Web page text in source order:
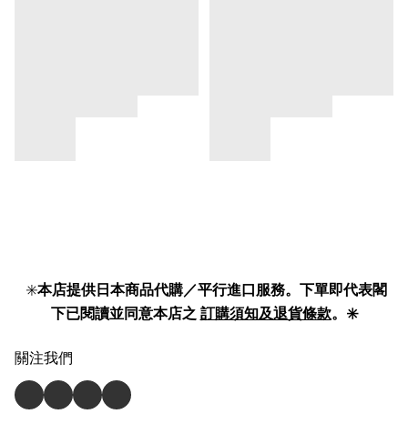
✳️本店提供日本商品代購／平行進口服務。下單即代表閣
下已閱讀並同意本店之 訂購須知及退貨條款。✳️
關注我們